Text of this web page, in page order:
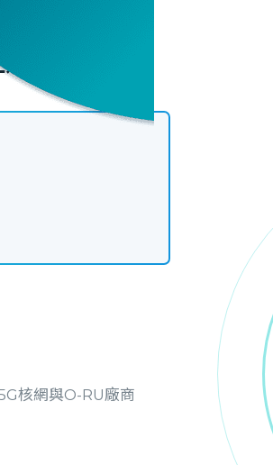
擇
核網與O-RU廠商